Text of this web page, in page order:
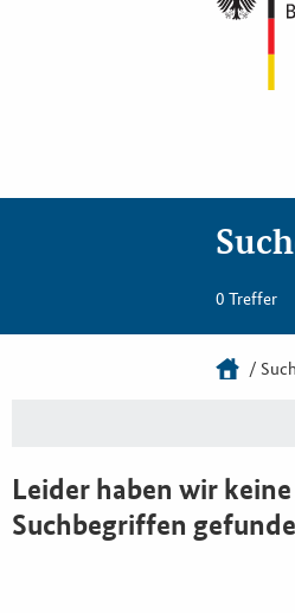
0 Treffer
Leider haben wir
Suchbegriffen